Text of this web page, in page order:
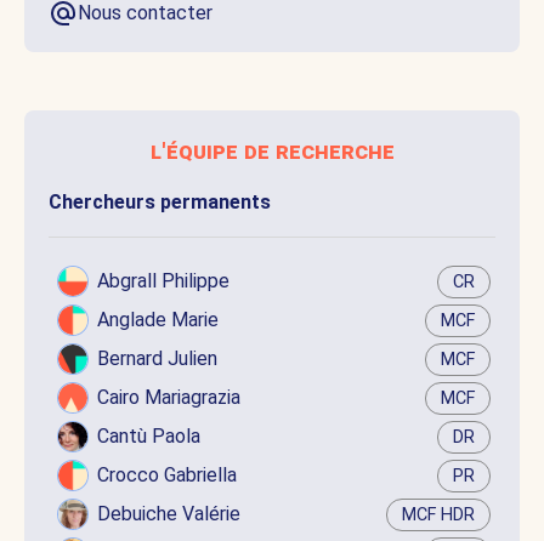
Nous contacter
l'équipe de recherche
Chercheurs permanents
Abgrall Philippe CR
Anglade Marie MCF
Bernard Julien MCF
Cairo Mariagrazia MCF
Cantù Paola DR
Crocco Gabriella PR
Debuiche Valérie MCF HDR